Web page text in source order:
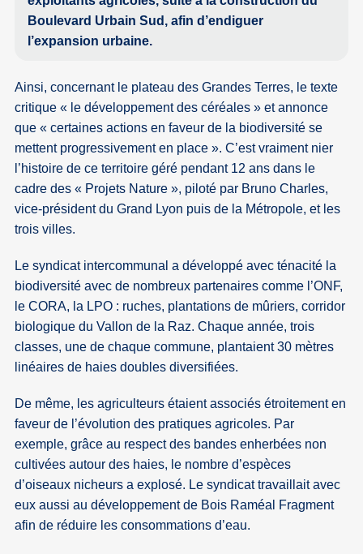
Boulevard Urbain Sud, afin d’endiguer
l’expansion urbaine.
Ainsi, concernant le plateau des Grandes Terres, le texte
critique « le développement des céréales » et annonce
que « certaines actions en faveur de la biodiversité se
mettent progressivement en place ». C’est vraiment nier
l’histoire de ce territoire géré pendant 12 ans dans le
cadre des « Projets Nature », piloté par Bruno Charles,
vice-président du Grand Lyon puis de la Métropole, et les
trois villes.
Le syndicat intercommunal a développé avec ténacité la
biodiversité avec de nombreux partenaires comme l’ONF,
le CORA, la LPO : ruches, plantations de mûriers, corridor
biologique du Vallon de la Raz. Chaque année, trois
classes, une de chaque commune, plantaient 30 mètres
linéaires de haies doubles diversifiées.
De même, les agriculteurs étaient associés étroitement en
faveur de l’évolution des pratiques agricoles. Par
exemple, grâce au respect des bandes enherbées non
cultivées autour des haies, le nombre d’espèces
d’oiseaux nicheurs a explosé. Le syndicat travaillait avec
eux aussi au développement de Bois Raméal Fragment
afin de réduire les consommations d’eau.